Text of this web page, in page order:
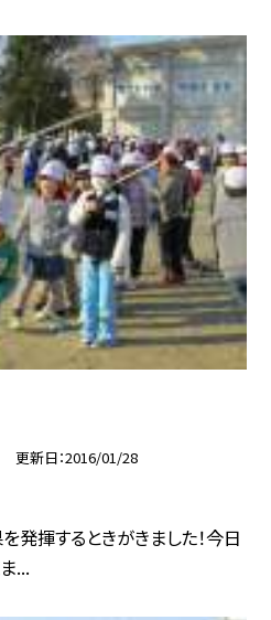
更新日 2016/01/28
発揮するときがきました！今日
...